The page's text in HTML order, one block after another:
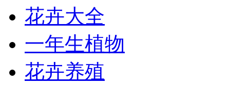
花卉大全
一年生植物
花卉养殖